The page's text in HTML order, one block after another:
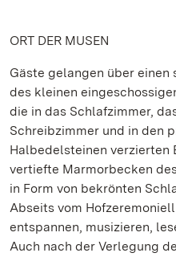
ORT DER MUSEN
Gäste gelangen über einen
des kleinen
die in das Schlafzimmer,
Schreibzimmer und in den
Halbedelsteinen verzierten
vertiefte Marmorbecken
in Form von bekrönten
Abseits vom
entspannen, musizieren,
Auch nach der Verlegung